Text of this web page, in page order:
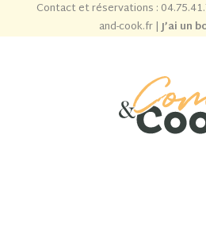
Contact et réservations :
and-cook.fr|J’ai un